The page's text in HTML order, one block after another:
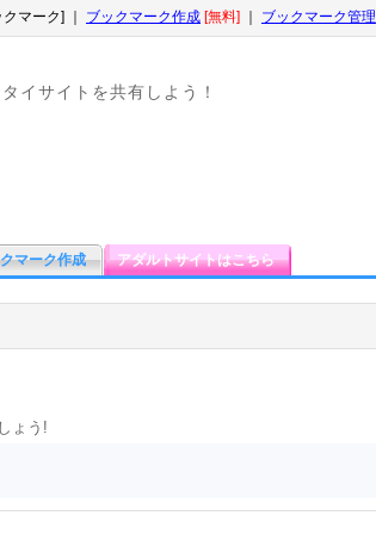
マーク] ｜ ブックマーク作成 [無料] ブックマーク管理
イサイトを共有しよう！
マーク作成 アダルトサイトはこちら
ょう!